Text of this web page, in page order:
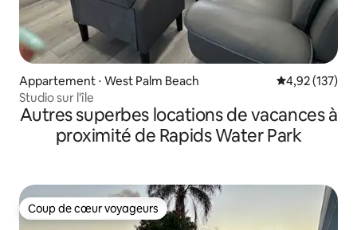
Appartement ⋅ West Palm Beach Évaluation
4,92 (137)
Studio sur l'île
Autres superbes locations de vacances à
proximité de Rapids Water Park
Coup de cœur voyageurs
Coup de cœur voyageurs